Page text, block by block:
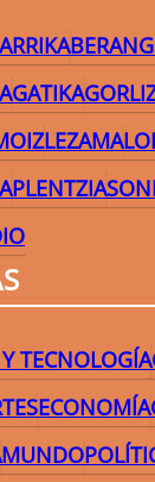
GATIKA
LEZAMA
PLENTZIA
TECNOLOGÍA
ECONOMÍA
MUNDO